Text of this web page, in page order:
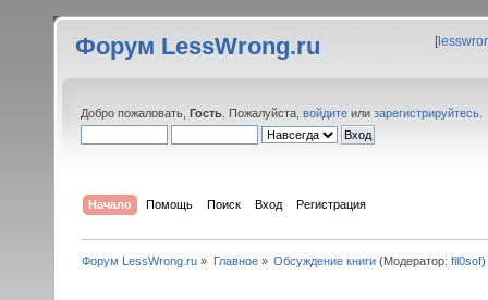
Форум LessWrong.ru [
Добро пожаловать, Гость . Пожалуйста, войдите или зарегистрируйтесь
Начало Помощь Поиск Вход Регистрация
Форум LessWrong.ru » Главное» Обсуждение книги(Модератор: fil0sof)